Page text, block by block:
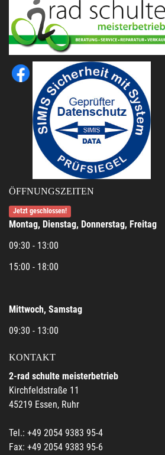
ÖFFNUNGSZEITEN
Jetzt geschlossen!
Montag, Dienstag, Donnerstag, Freitag
09:30 - 13:00
15:00 - 18:00
Mittwoch, Samstag
09:30 - 13:00
KONTAKT
2-rad schulte meisterbetrieb
Kirchfeldstraße 11
45219 Essen, Ruhr
Tel.: +49 2054 9383 95-4
Fax: +49 2054 9383 95-6